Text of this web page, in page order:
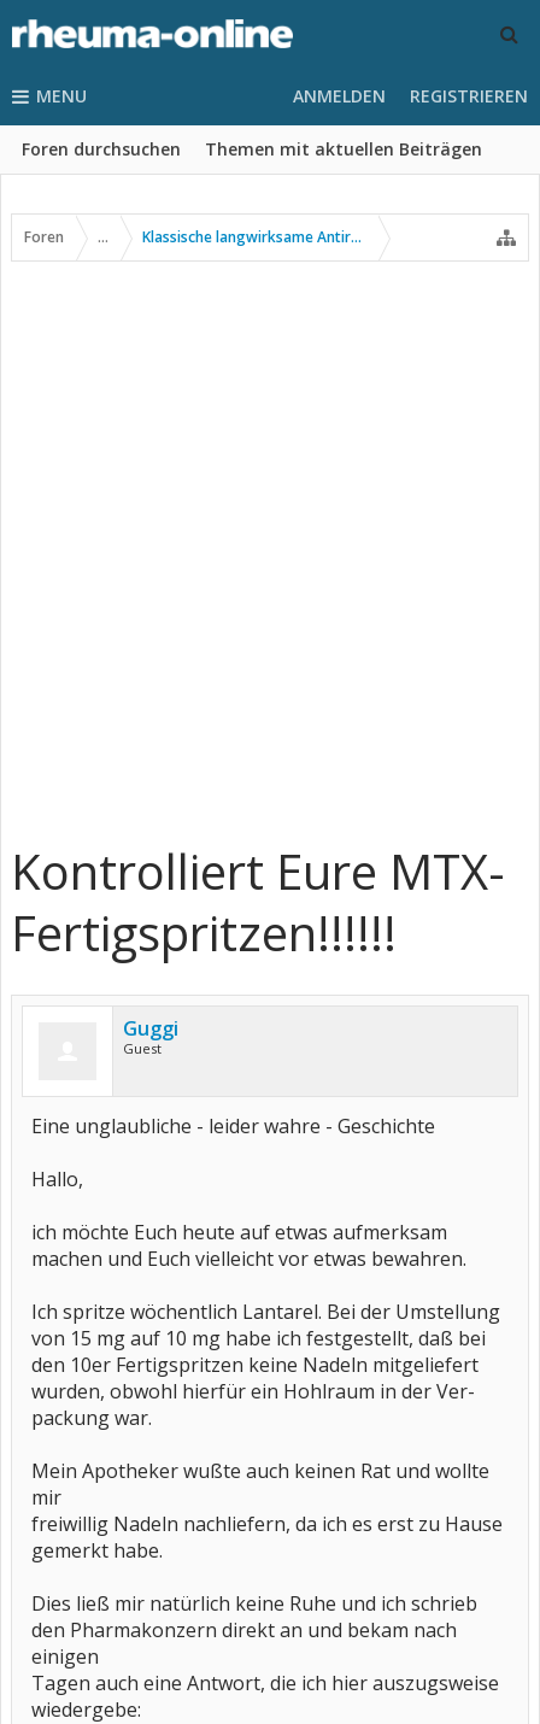
MENU
Foren durchsuchen Themen mit aktuellen Beiträgen
ANMELDEN REGISTRIEREN
Foren ... Klassische langwirksame Antirheumatika
Kontrolliert Eure MTX-
Fertigspritzen!!!!!!
Guggi
Guest
Eine unglaubliche - leider wahre - Geschichte
Hallo,
ich möchte Euch heute auf etwas aufmerksam
machen und Euch vielleicht vor etwas bewahren.
Ich spritze wöchentlich Lantarel. Bei der Umstellung
von 15 mg auf 10 mg habe ich festgestellt, daß bei
den 10er Fertigspritzen keine Nadeln mitgeliefert
wurden, obwohl hierfür ein Hohlraum in der Ver-
packung war.
Mein Apotheker wußte auch keinen Rat und wollte
mir
freiwillig Nadeln nachliefern, da ich es erst zu Hause
gemerkt habe.
Dies ließ mir natürlich keine Ruhe und ich schrieb
den Pharmakonzern direkt an und bekam nach
einigen
Tagen auch eine Antwort, die ich hier auszugsweise
wiedergebe: